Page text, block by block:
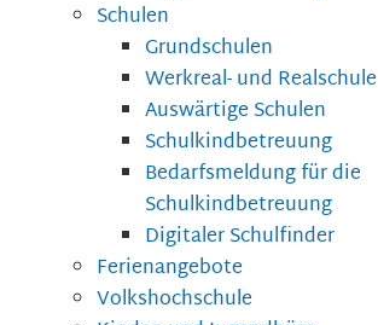
Schulen
Grundschulen
Werkreal- und Realschule
Auswärtige Schulen
Schulkindbetreuung
Bedarfsmeldung für die
Schulkindbetreuung
Digitaler Schulfinder
Ferienangebote
Volkshochschule